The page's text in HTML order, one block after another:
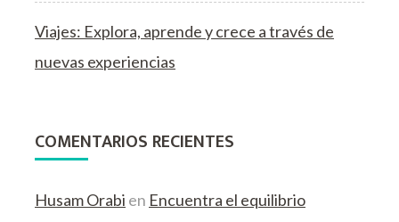
Viajes: Explora, aprende y crece a través de
nuevas experiencias
COMENTARIOS RECIENTES
Husam Orabi en Encuentra el equilibrio